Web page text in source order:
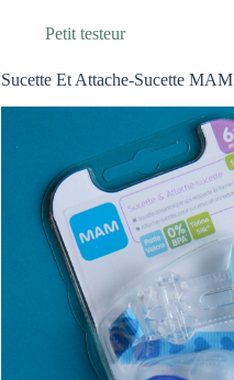
Petit testeur
Sucette Et Attache-Sucette MAM